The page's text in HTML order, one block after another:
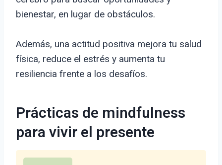
bienestar, en lugar de obstáculos.
Además, una actitud positiva mejora tu salud
física, reduce el estrés y aumenta tu
resiliencia frente a los desafíos.
Prácticas de mindfulness
para vivir el presente